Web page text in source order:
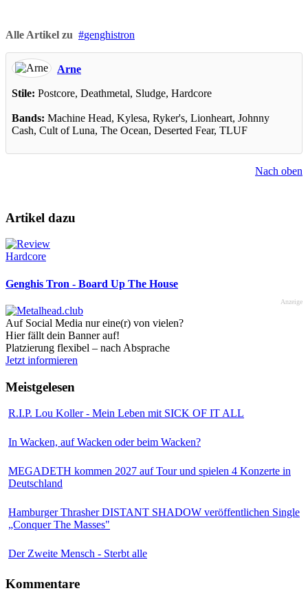
Alle Artikel zu genghistron
Arne
Stile: Postcore, Deathmetal, Sludge, Hardcore
Bands: Machine Head, Kylesa, Ryker's, Lionheart, Johnny
Cash, Cult of Luna, The Ocean, Deserted Fear, TLUF
Nach oben
Artikel dazu
Hardcore
Genghis Tron - Board Up The House
Anzeige
Auf Social Media nur eine(r) von vielen?
Hier fällt dein Banner auf!
Platzierung flexibel – nach Absprache
Jetzt informieren
Meistgelesen
R.I.P. Lou Koller - Mein Leben mit SICK OF IT ALL
In Wacken, auf Wacken oder beim Wacken?
MEGADETH kommen 2027 auf Tour und spielen 4 Konzerte in
Deutschland
Hamburger Thrasher DISTANT SHADOW veröffentlichen Single
„Conquer The Masses"
Der Zweite Mensch - Sterbt alle
Kommentare